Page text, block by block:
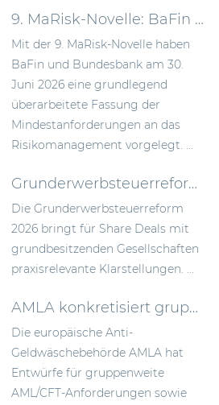
9. MaRisk-Novelle: BaFin schafft mehr Proportionalität im Risikomanagement
Mit der 9. MaRisk-Novelle haben
BaFin und Bundesbank am 30.
Juni 2026 eine grundlegend
überarbeitete Fassung der
Mindestanforderungen an das
Risikomanagement vorgelegt. ...
Grunderwerbsteuerreform 2026: Bundesrat billigt Neuregelung der Signing-Closing-Problematik
Die Grunderwerbsteuerreform
2026 bringt für Share Deals mit
grundbesitzenden Gesellschaften
praxisrelevante Klarstellungen. ...
AMLA konkretisiert gruppenweite AML-Anforderungen und die unternehmensweite Risikoanalyse
Die europäische Anti-
Geldwäschebehörde AMLA hat
Entwürfe für gruppenweite
AML/CFT-Anforderungen sowie